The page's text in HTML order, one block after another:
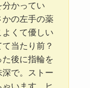
かってい
かの左手の薬
くて優しい
当たり前？
後に指輪を
で。ストー